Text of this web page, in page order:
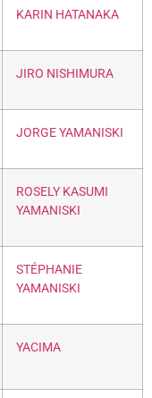
KARIN HATANAKA
JIRO NISHIMURA
JORGE YAMANISKI
ROSELY KASUMI
YAMANISKI
STÉPHANIE
YAMANISKI
YACIMA